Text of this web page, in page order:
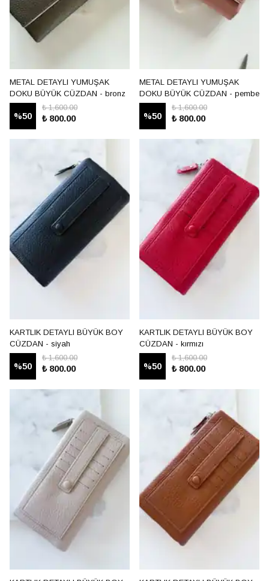
METAL DETAYLI YUMUŞAK
DOKU BÜYÜK CÜZDAN - bronz
%50
₺ 1,600.00
₺ 800.00
METAL DETAYLI YUMUŞAK
DOKU BÜYÜK CÜZDAN - pembe
%50
₺ 1,600.00
₺ 800.00
KARTLIK DETAYLI BÜYÜK BOY
CÜZDAN - siyah
%50
₺ 1,600.00
₺ 800.00
KARTLIK DETAYLI BÜYÜK BOY
CÜZDAN - kırmızı
%50
₺ 1,600.00
₺ 800.00